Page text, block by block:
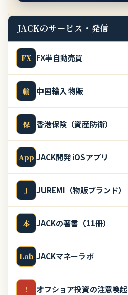
JACKのサービス・発信
FX FX半自動売買
輸 中国輸入 物販
保 香港保険（資産防衛）
App JACK開発 iOSアプリ
J JUREMI（物販ブランド）
本 JACKの著書（11冊）
Lab JACKマネーラボ
! オフショア投資の注意喚起